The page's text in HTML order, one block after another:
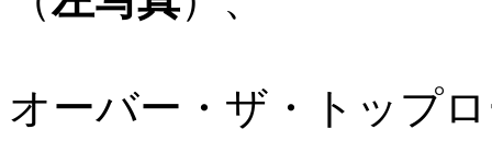
オーバー・ザ・トップ